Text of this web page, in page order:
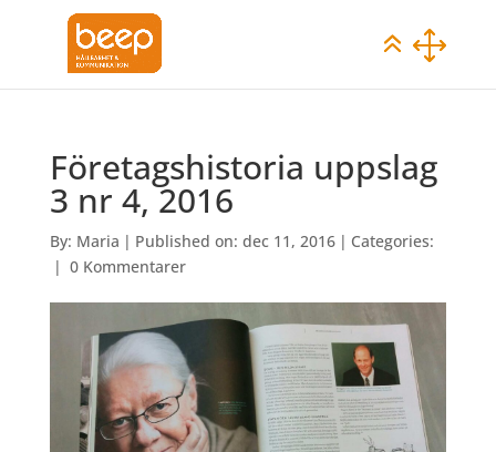
Företagshistoria uppslag
3 nr 4, 2016
By: Maria | Published on: dec 11, 2016 | Categories:
| 0 Kommentarer